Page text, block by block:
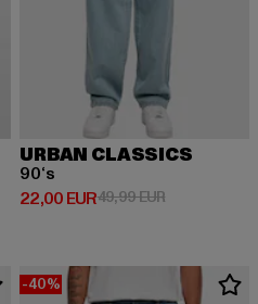
URBAN CLASSICS
90‘s
22,00 EUR
Derzeitiger Preis: 22,00 EUR
49,99 EURAktionspreis:
-40%